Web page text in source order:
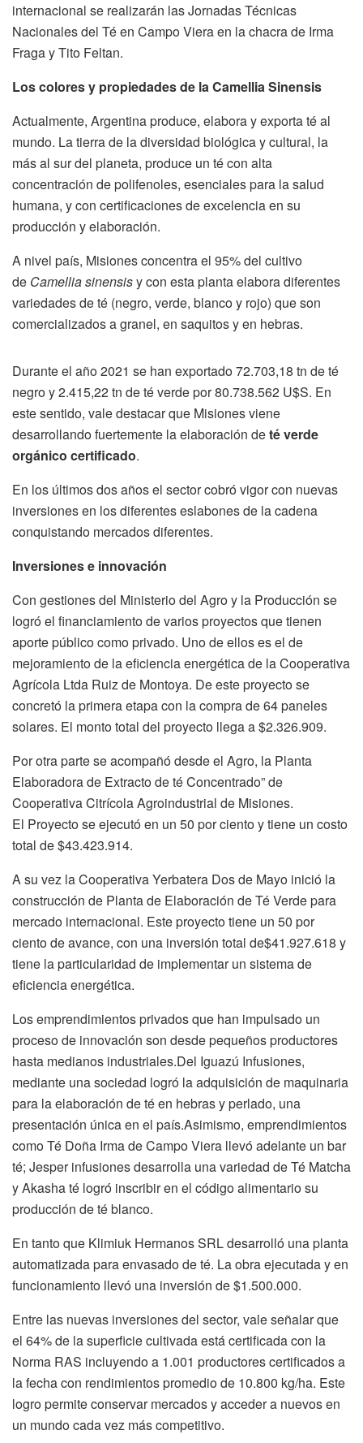
internacional se realizarán las Jornadas Técnicas
Nacionales del Té en Campo Viera en la chacra de Irma
Fraga y Tito Feltan.
Los colores y propiedades de la Camellia Sinensis
Actualmente, Argentina produce, elabora y exporta té al
mundo. La tierra de la diversidad biológica y cultural, la
más al sur del planeta, produce un té con alta
concentración de polifenoles, esenciales para la salud
humana, y con certificaciones de excelencia en su
producción y elaboración.
A nivel país, Misiones concentra el 95% del cultivo
de Camellia sinensisy con esta planta elabora diferentes
variedades de té (negro, verde, blanco y rojo) que son
comercializados a granel, en saquitos y en hebras.
Durante el año 2021 se han exportado 72.703,18 tn de té
negro y 2.415,22 tn de té verde por 80.738.562 U$S. En
este sentido, vale destacar que Misiones viene
desarrollando fuertemente la elaboración deté verde
orgánico certificado.
En los últimos dos años el sector cobró vigor con nuevas
inversiones en los diferentes eslabones de la cadena
conquistando mercados diferentes.
Inversiones e innovación
Con gestiones del Ministerio del Agro y la Producción se
logró el financiamiento de varios proyectos que tienen
aporte público como privado. Uno de ellos es el de
mejoramiento de la eficiencia energética de la Cooperativa
Agrícola Ltda Ruiz de Montoya. De este proyecto se
concretó la primera etapa con la compra de 64 paneles
solares. El monto total del proyecto llega a $2.326.909.
Por otra parte se acompañó desde el Agro, la Planta
Elaboradora de Extracto de té Concentrado” de
Cooperativa Citrícola Agroindustrial de Misiones.
El Proyecto se ejecutó en un 50 por ciento y tiene un costo
total de $43.423.914.
A su vez la Cooperativa Yerbatera Dos de Mayo inició la
construcción de Planta de Elaboración de Té Verde para
mercado internacional. Este proyecto tiene un 50 por
ciento de avance, con una inversión total de$41.927.618 y
tiene la particularidad de implementar un sistema de
eficiencia energética.
Los emprendimientos privados que han impulsado un
proceso de innovación son desde pequeños productores
hasta medianos industriales.Del Iguazú Infusiones,
mediante una sociedad logró la adquisición de maquinaria
para la elaboración de té en hebras y perlado, una
presentación única en el país.Asimismo, emprendimientos
como Té Doña Irma de Campo Viera llevó adelante un bar
té; Jesper infusiones desarrolla una variedad de Té Matcha
y Akasha té logró inscribir en el código alimentario su
producción de té blanco.
En tanto que Klimiuk Hermanos SRL desarrolló una planta
automatizada para envasado de té. La obra ejecutada y en
funcionamiento llevó una inversión de $1.500.000.
Entre las nuevas inversiones del sector, vale señalar que
el 64% de la superficie cultivada está certificada con la
Norma RAS incluyendo a 1.001 productores certificados a
la fecha con rendimientos promedio de 10.800 kg/ha. Este
logro permite conservar mercados y acceder a nuevos en
un mundo cada vez más competitivo.